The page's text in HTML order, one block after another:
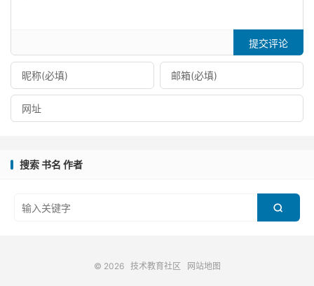
提交评论
搜索 书名 作者

© 2026 技术教育社区 网站地图